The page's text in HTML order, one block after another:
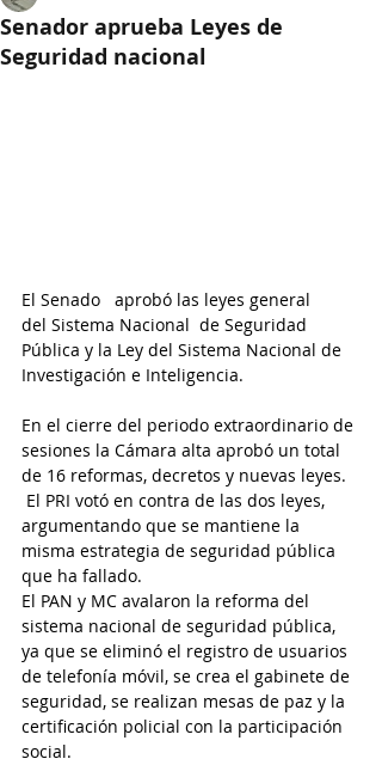
Senador aprueba Leyes de
Seguridad nacional
El Senado   aprobó las leyes general
del Sistema Nacional  de Seguridad
Pública y la Ley del Sistema Nacional de
Investigación e Inteligencia.
En el cierre del periodo extraordinario de
sesiones la Cámara alta aprobó un total
de 16 reformas, decretos y nuevas leyes.
El PRI votó en contra de las dos leyes,
argumentando que se mantiene la
misma estrategia de seguridad pública
que ha fallado.
El PAN y MC avalaron la reforma del
sistema nacional de seguridad pública,
ya que se eliminó el registro de usuarios
de telefonía móvil, se crea el gabinete de
seguridad, se realizan mesas de paz y la
certificación policial con la participación
social.